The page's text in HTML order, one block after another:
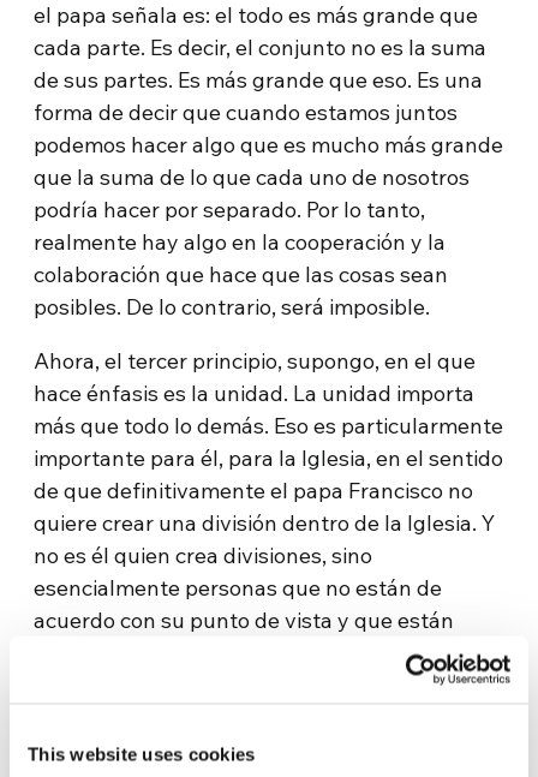
This website uses cookies
el papa señala es: el todo es más grande que
cada parte. Es decir, el conjunto no es la suma
de sus partes. Es más grande que eso. Es una
forma de decir que cuando estamos juntos
podemos hacer algo que es mucho más grande
que la suma de lo que cada uno de nosotros
podría hacer por separado. Por lo tanto,
realmente hay algo en la cooperación y la
colaboración que hace que las cosas sean
posibles. De lo contrario, será imposible.
Ahora, el tercer principio, supongo, en el que
hace énfasis es la unidad. La unidad importa
más que todo lo demás. Eso es particularmente
importante para él, para la Iglesia, en el sentido
de que definitivamente el papa Francisco no
quiere crear una división dentro de la Iglesia. Y
no es él quien crea divisiones, sino
esencialmente personas que no están de
acuerdo con su punto de vista y que están
creando una polarización dentro de la Iglesia.
Pero esto también se aplica a la sociedad y la
juntos. Y esto es especialmente importante